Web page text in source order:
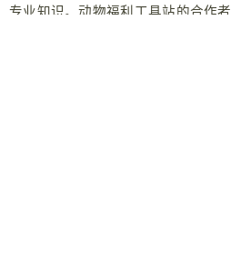
专业知识。动物福利工具站的合作